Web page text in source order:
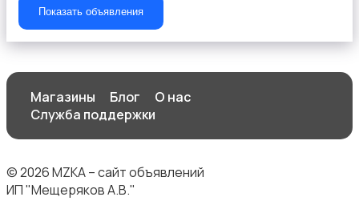
Услуги швеи
Показать объявления
Магазины Блог
О нас
Служба поддержки
© 2026 MZKA – сайт объявлений
ИП "Мещеряков А.В."